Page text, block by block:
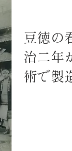
豆徳の
治二年
術で製